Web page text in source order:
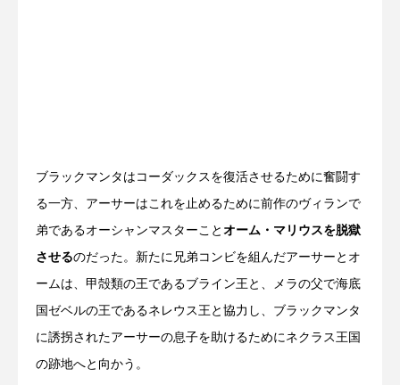
ブラックマンタはコーダックスを復活させるために奮闘す
る一方、アーサーはこれを止めるために前作のヴィランで
弟であるオーシャンマスターこと オーム・マリウスを脱獄
させるのだった。新たに兄弟コンビを組んだアーサーとオ
ームは、甲殻類の王であるブライン王と、メラの父で海底
国ゼベルの王であるネレウス王と協力し、ブラックマンタ
に誘拐されたアーサーの息子を助けるためにネクラス王国
の跡地へと向かう。